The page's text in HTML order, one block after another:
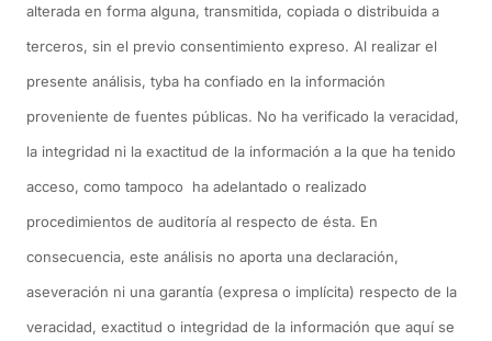
alterada en forma alguna, transmitida, copiada o distribuida a
terceros, sin el previo consentimiento expreso. Al realizar el
presente análisis, tyba ha confiado en la información
proveniente de fuentes públicas. No ha verificado la veracidad,
la integridad ni la exactitud de la información a la que ha tenido
acceso, como tampoco ha adelantado o realizado
procedimientos de auditoría al respecto de ésta. En
consecuencia, este análisis no aporta una declaración,
aseveración ni una garantía (expresa o implícita) respecto de la
veracidad, exactitud o integridad de la información que aquí se